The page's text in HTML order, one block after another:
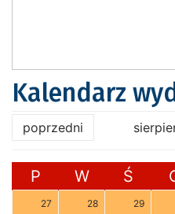
Kalendarz
poprzedni
P W Ś
27 28 29